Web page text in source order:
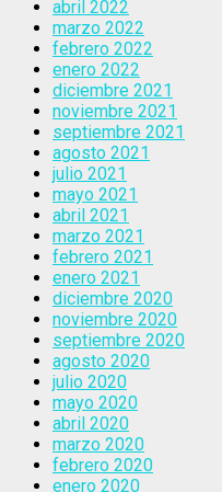
abril 2022
marzo 2022
febrero 2022
enero 2022
diciembre 2021
noviembre 2021
septiembre 2021
agosto 2021
julio 2021
mayo 2021
abril 2021
marzo 2021
febrero 2021
enero 2021
diciembre 2020
noviembre 2020
septiembre 2020
agosto 2020
julio 2020
mayo 2020
abril 2020
marzo 2020
febrero 2020
enero 2020